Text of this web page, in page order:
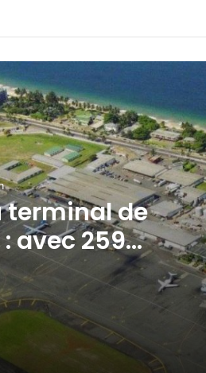
terminal de
avec 259
FCFA, GSEZ
t-il
la plus chère
?